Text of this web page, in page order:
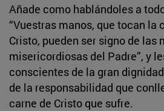
Añade como hablándoles a
“Vuestras manos, que tocan la
Cristo, pueden ser signo de las
misericordiosas del Padre”, y
conscientes de la gran
de la responsabilidad que
carne de Cristo que sufre.